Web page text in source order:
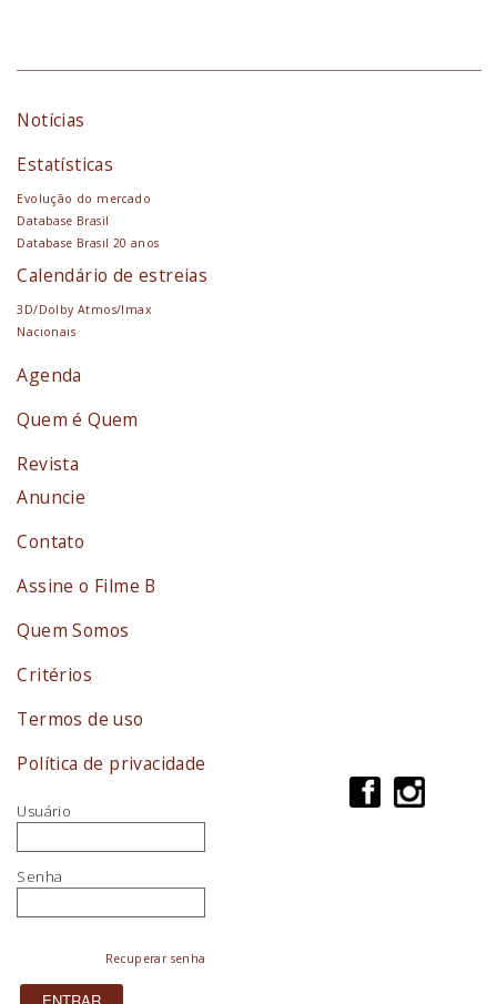
Notícias
Estatísticas
Evolução do mercado
Database Brasil
Database Brasil 20 anos
Calendário de estreias
3D/Dolby Atmos/Imax
Nacionais
Agenda
Quem é Quem
Revista
Anuncie
Contato
Assine o Filme B
Quem Somos
Critérios
Termos de uso
Política de privacidade
Usuário
Senha
Recuperar senha